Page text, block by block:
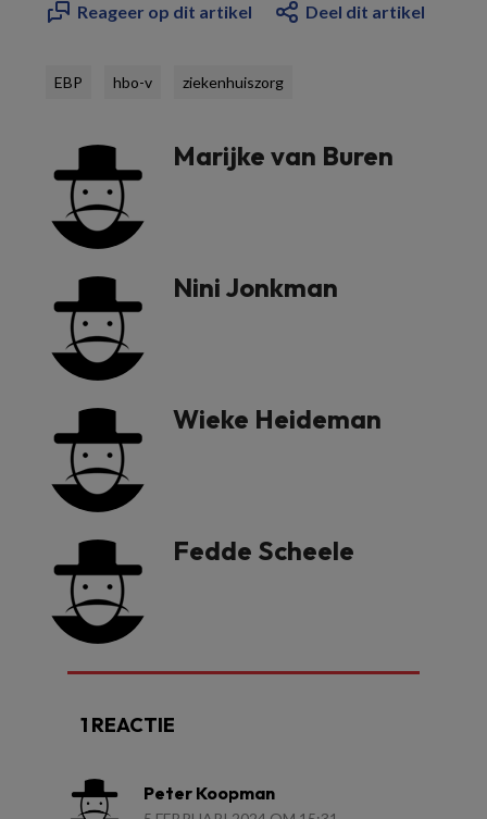
Reageer op dit artikel Deel dit artikel
EBP hbo-v ziekenhuiszorg
Marijke van Buren
Nini Jonkman
Wieke Heideman
Fedde Scheele
1 REACTIE
Peter Koopman